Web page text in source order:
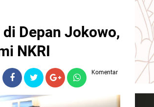
Depan Jokowo,
NKRI
Komentar